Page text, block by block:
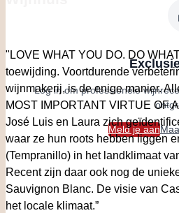
Log in om professionele
Meld je aan
"LOVE WHAT YOU DO. DO
toewijding. Voortdurende
wijnmakerij, is de enige manier.
MOST IMPORTANT VIRTUE OF
José Luis en Laura zich
waar ze hun roots hebben liggen
(Tempranillo) in het landklimaat
Recent zijn daar ook nog de
Sauvignon Blanc. De visie van
het locale klimaat.”